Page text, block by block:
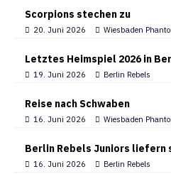
Scorpions stechen zu
20. Juni 2026 Wiesbaden
Letztes Heimspiel 2026 in
19. Juni 2026 Berlin Rebels
Reise nach Schwaben
16. Juni 2026 Wiesbaden
Berlin Rebels Juniors liefern
16. Juni 2026 Berlin Rebels